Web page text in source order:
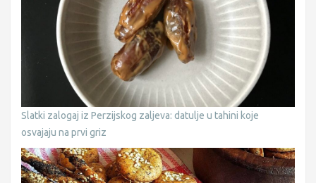
Slatki zalogaj iz Perzijskog zaljeva: datulje u tahini koje
osvajaju na prvi griz